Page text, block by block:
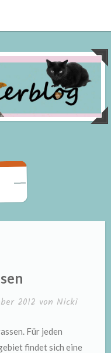
2012 von Nicki
Für jeden
findet sich eine